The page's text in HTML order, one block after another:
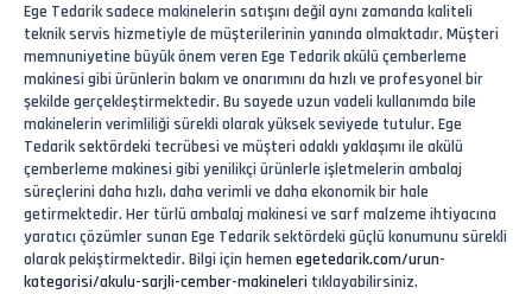
Ege Tedarik sadece makinelerin satışını değil aynı zamanda kaliteli
teknik servis hizmetiyle de müşterilerinin yanında olmaktadır. Müşteri
memnuniyetine büyük önem veren Ege Tedarik akülü çemberleme
makinesi gibi ürünlerin bakım ve onarımını da hızlı ve profesyonel bir
şekilde gerçekleştirmektedir. Bu sayede uzun vadeli kullanımda bile
makinelerin verimliliği sürekli olarak yüksek seviyede tutulur. Ege
Tedarik sektördeki tecrübesi ve müşteri odaklı yaklaşımı ile akülü
çemberleme makinesi gibi yenilikçi ürünlerle işletmelerin ambalaj
süreçlerini daha hızlı, daha verimli ve daha ekonomik bir hale
getirmektedir. Her türlü ambalaj makinesi ve sarf malzeme ihtiyacına
yaratıcı çözümler sunan Ege Tedarik sektördeki güçlü konumunu sürekli
olarak pekiştirmektedir. Bilgi için hemen egetedarik.com/urun-
kategorisi/akulu-sarjli-cember-makineleri tıklayabilirsiniz.